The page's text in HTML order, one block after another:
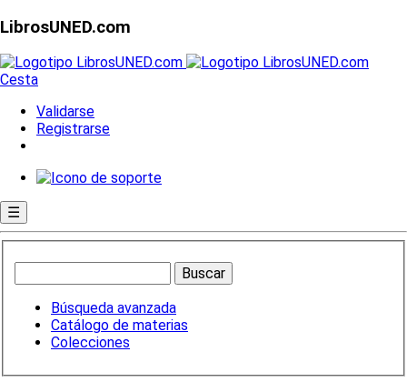
LibrosUNED.com
Cesta
Validarse
Registrarse
☰
Búsqueda avanzada
Catálogo de materias
Colecciones